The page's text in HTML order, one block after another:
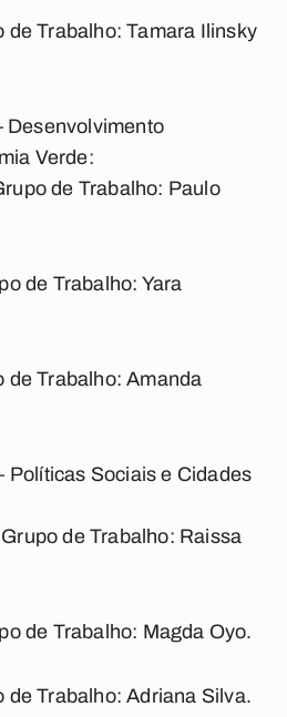
de Trabalho: Tamara Ilinsky
Desenvolvimento
Verde:
de Trabalho: Paulo
de Trabalho: Yara
de Trabalho: Amanda
Políticas Sociais e Cidades
de Trabalho: Raissa
de Trabalho: Magda Oyo.
de Trabalho: Adriana Silva.